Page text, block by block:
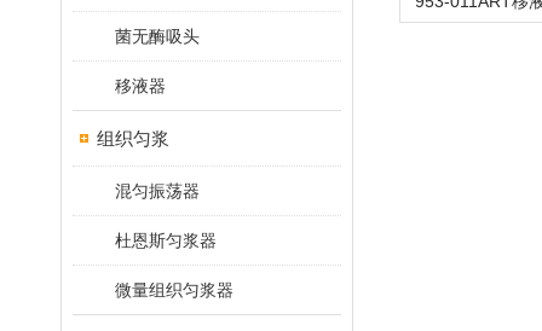
菌无酶吸头
移液器
组织匀浆
混匀振荡器
杜恩斯匀浆器
微量组织匀浆器